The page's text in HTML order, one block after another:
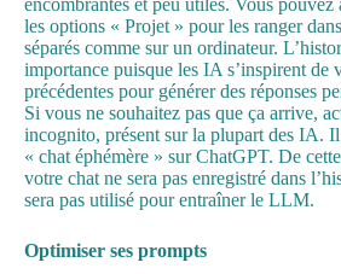
les options « Projet » pour les ranger
séparés comme sur un ordinateur.
importance puisque les IA s’inspirent de
précédentes pour générer des réponses
Si vous ne souhaitez pas que ça arrive,
incognito, présent sur la plupart des IA. Il
« chat éphémère » sur ChatGPT. De
votre chat ne sera pas enregistré dans
sera pas utilisé pour entraîner le LLM.
Optimiser ses prompts